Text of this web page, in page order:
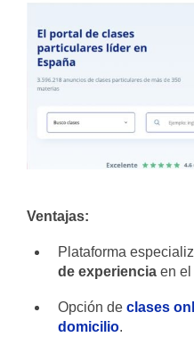
Ventajas:
Plataforma
de experiencia en el
Opción declases
domicilio.